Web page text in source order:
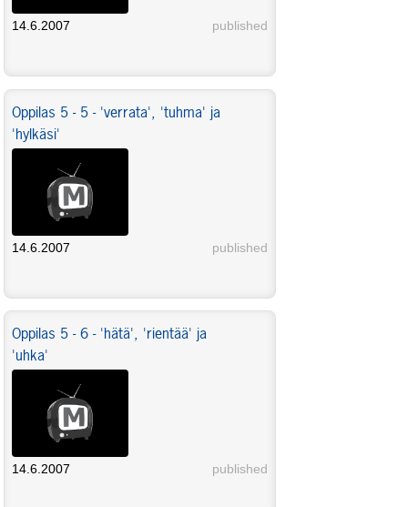
published
14.6.2007
Oppilas 5 - 5 - 'verrata', 'tuhma' ja
'hylkäsi'
published
14.6.2007
Oppilas 5 - 6 - 'hätä', 'rientää' ja
'uhka'
published
14.6.2007